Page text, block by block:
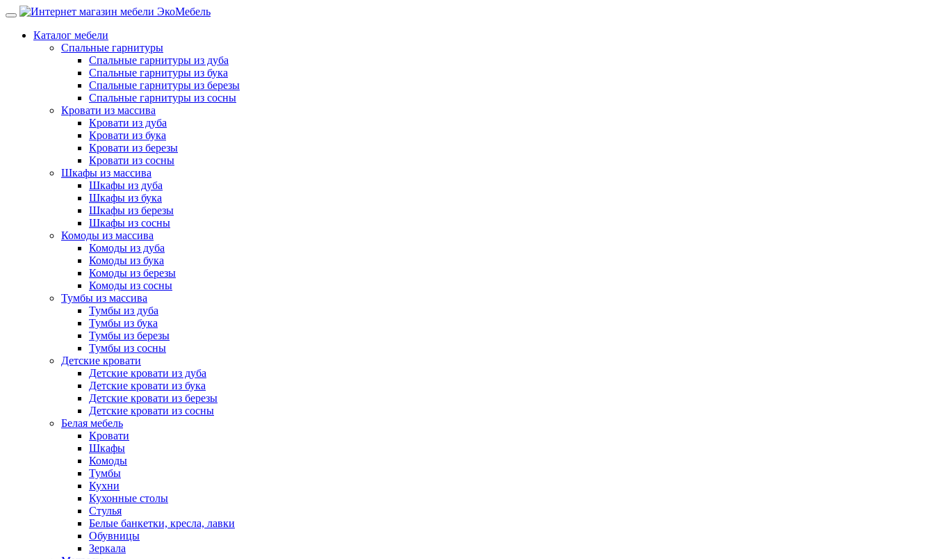
Каталог мебели
Спальные гарнитуры
Спальные гарнитуры из дуба
Спальные гарнитуры из бука
Спальные гарнитуры из березы
Спальные гарнитуры из сосны
Кровати из массива
Кровати из дуба
Кровати из бука
Кровати из березы
Кровати из сосны
Шкафы из массива
Шкафы из дуба
Шкафы из бука
Шкафы из березы
Шкафы из сосны
Комоды из массива
Комоды из дуба
Комоды из бука
Комоды из березы
Комоды из сосны
Тумбы из массива
Тумбы из дуба
Тумбы из бука
Тумбы из березы
Тумбы из сосны
Детские кровати
Детские кровати из дуба
Детские кровати из бука
Детские кровати из березы
Детские кровати из сосны
Белая мебель
Кровати
Шкафы
Комоды
Тумбы
Кухни
Кухонные столы
Стулья
Белые банкетки, кресла, лавки
Обувницы
Зеркала